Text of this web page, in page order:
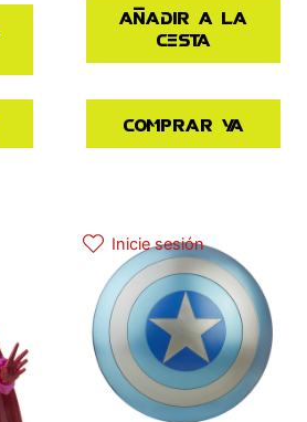
Añadir a la
cesta
Comprar ya
Inicie sesión